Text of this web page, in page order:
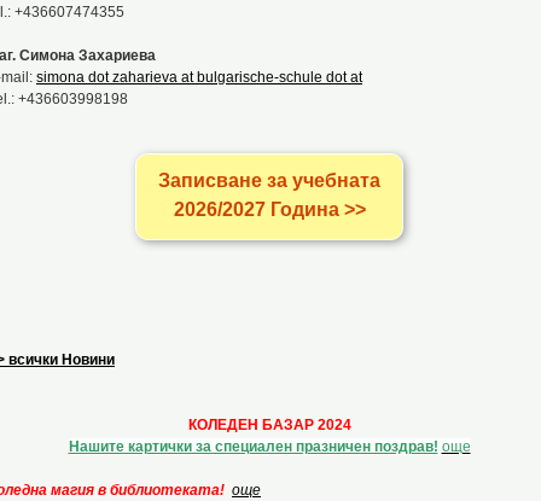
+436607474355
Симона Захариева
simona dot zaharieva at bulgarische-schule dot at
+436603998198
Записване за учебната
2026/2027 Година >>
всички Новини
КОЛЕДЕН БАЗАР 2024
Нашите картички за специален празничен поздрав! още
магия в библиотеката! още